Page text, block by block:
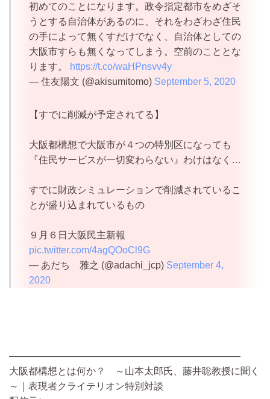
初めてのことになります。政令指定都市をめざそ
うとする自治体があるのに、それをわざわざ住民
の手によって無くすだけでなく、自治体としての
大阪市すらも無くなってしまう。空前のこととな
ります。
https://t.co/waHPnsvv4y
— 住友陽文 (@akisumitomo) September 5, 2020
【すでに削減が予定されてる】
大阪都構想で大阪市が４つの特別区になっても
『住民サービスが一切変わらない』わけはなく…
すでに財政シミュレーションで削減されているこ
とが盛り込まれているもの
９月６日大阪民主新報
pic.twitter.com/4agQOoCl9G
— あだち 雅之 (@adachi_jcp) September 4,
2020
————————————————————————
大阪都構想とは何か？ ～山本太郎氏、藤井聡教授に聞く
～｜表現者クライテリオン特別対談